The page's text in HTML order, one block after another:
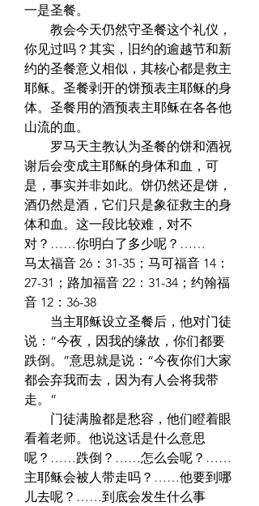
一是圣餐。
教会今天仍然守圣餐这个礼仪，
你见过吗？其实，旧约的逾越节和新
约的圣餐意义相似，其核心都是救主
耶稣。圣餐剥开的饼预表主耶稣的身
体。圣餐用的酒预表主耶稣在各各他
山流的血。
罗马天主教认为圣餐的饼和酒祝
谢后会变成主耶稣的身体和血，可
是，事实并非如此。饼仍然还是饼，
酒仍然是酒，它们只是象征救主的身
体和血。这一段比较难，对不
对？……你明白了多少呢？……
马太福音 26：31-35；马可福音 14：
27-31；路加福音 22：31-34；约翰福
音 12：36-38
当主耶稣设立圣餐后，他对门徒
说：“今夜，因我的缘故，你们都要
跌倒。”意思就是说：“今夜你们大家
都会弃我而去，因为有人会将我带
走。”
门徒满脸都是愁容，他们瞪着眼
看着老师。他说这话是什么意思
呢？……跌倒？……怎么会呢？……
主耶稣会被人带走吗？……他要到哪
儿去呢？……到底会发生什么事